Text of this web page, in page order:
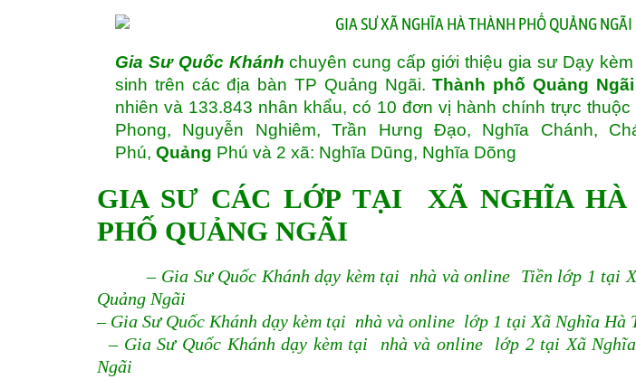
Gia Sư Quốc Khánhchuyên cung cấp giới thiệu gia sư Dạy
sinh trên các địa bàn TP Quảng Ngãi.Thành phố Quảng Ngãi
nhiên và 133.843 nhân khẩu, có 10 đơn vị hành chính trực thuộc
Phong, Nguyễn Nghiêm, Trần Hưng Đạo, Nghĩa Chánh,
Phú, Quảng Phú và 2 xã: Nghĩa Dũng, Nghĩa Dõng
GIA SƯ CÁC LỚP TẠI XÃ NGHĨA HÀ
PHỐ QUẢNG NGÃI
– Gia Sư Quốc Khánh dạy kèm tại nhà và online Tiền lớp 1 tại
Quảng Ngãi
– Gia Sư Quốc Khánh dạy kèm tại nhà và online lớp 1 tại Xã Nghĩa Hà
– Gia Sư Quốc Khánh dạy kèm tại nhà và online lớp 2 tại Xã
Ngãi